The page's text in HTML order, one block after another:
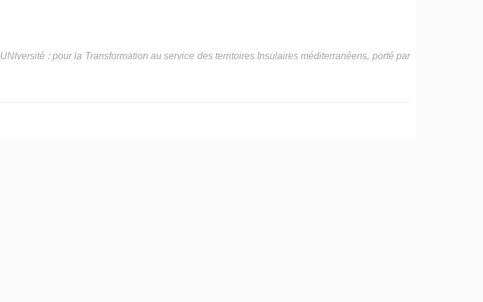
UNIversité : pour la Transformation au service des territoires Insulaires méditerranéens, porté par